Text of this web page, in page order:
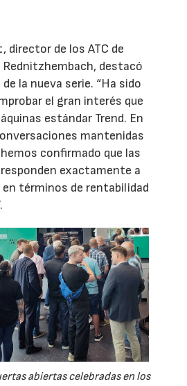
director de los ATC de
Rednitzhembach, destacó
la nueva serie. “Ha sido
el gran interés que
estándar Trend. En
mantenidas
confirmado que las
exactamente a
en términos de rentabilidad
abiertas celebradas en los